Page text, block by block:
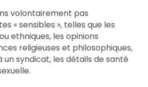
volontairement pas
« sensibles », telles que les
ethniques, les opinions
religieuses et philosophiques,
syndicat, les détails de santé